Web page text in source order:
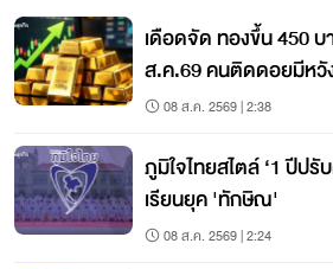
เดือดจัด ทองขึ้น 450
ส.ค.69 คนติดดอยมีหวั
08 ส.ค. 2569 | 2:38
ภูมิใจไทยสไตล์ ‘1 ปีปรั
เรียนยุค 'ทักษิณ'
08 ส.ค. 2569 | 2:24